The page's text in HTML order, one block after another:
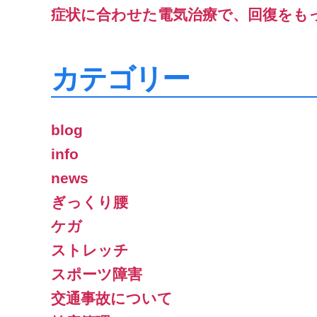
症状に合わせた電気治療で、回復をも
カテゴリー
blog
info
news
ぎっくり腰
ケガ
ストレッチ
スポーツ障害
交通事故について